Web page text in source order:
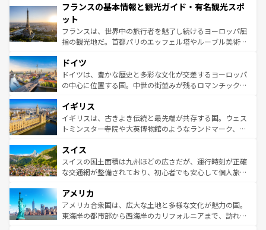
ませてくれるイタリアで、忘れられない旅をしてみよう！
なお、新着のイタリア情報は
しい。
文化が根付くこの国では、情熱的なフラメンコ、熱気あふ
れる闘牛、そして美味しいタパスが生活の一部となってい
る。首都マドリードの洗練された雰囲気や、バルセロナの
アートに溢れた街角から、地方では古代ローマ遺跡や中世
せる。地方によって風土や気候が異なるスペインはその個
性で訪れる人を魅了する。 なお、新着のスペイン情報は コ
ンテンツ一覧を参照してほしい。
フランスの基本情報と観光ガイド・有名観光スポ
ット
フランスは、世界中の旅行者を魅了し続けるヨーロッパ屈
指の観光地だ。首都パリのエッフェル塔やルーブル美術館
で、幅広い魅力が詰まっている。華麗な宮殿、歴史的な大
聖堂、美しいビーチ、そして豊かな自然が、訪れる者を心
から魅了する。また、フランスは美食の国としても知ら
いる。シャンパンの発祥地であるランス、プロヴァンスの
香り高いラベンダー畑など、多彩な楽しみ方が可能だ。さ
らに、パリ以外の地域にも魅力が溢れており、どの街角に
れる地方に足を運ぶとそれぞれで全く異なる文化を体験で
きるだろう。 なお、新着のフランス情報はコンテンツ一覧
を参照してほしい。
ドイツ
ドイツは、豊かな歴史と多彩な文化が交差するヨーロッパ
の中心に位置する国。中世の街並みが残るロマンチック街
顔を持つこの国は、どこを歩いても飽きることがない。ベ
ルリンの文化的活気、バイエルン州のアルプスの絶景、そ
してライン川沿いのワイン畑といった風景は必見。ビール
は、お酒好きな人にはぜひ体験してほしい。 なお、新着の
ドイツ情報はコンテンツ一覧を参照してほしい。
イギリス
イギリスは、古きよき伝統と最先端が共存する国。ウェス
トミンスター寺院や大英博物館のようなランドマーク、歴
リアごとに異なる魅力がある。また、優雅なアフタヌーン
ティー、ビール好きにはたまらない英国パブ、サッカー観
戦など、本場だからこそできる体験も豊富。イギリスを旅
ンツ一覧を参照してほしい。
スイス
スイスの国土面積は九州ほどの広さだが、運行時刻が正確
な交通網が整備されており、初心者でも安心して個人旅行
の建物がそのまま残る町や、スイスならではのユニークな
博物館もあり、アルプス観光だけでなく町歩きも満喫する
ことができる。国民の所得が高いため物価も高いが、旅行
アメリカ
アメリカ合衆国は、広大な土地と多様な文化が魅力の国。
東海岸の都市部から西海岸のカリフォルニアまで、訪れる